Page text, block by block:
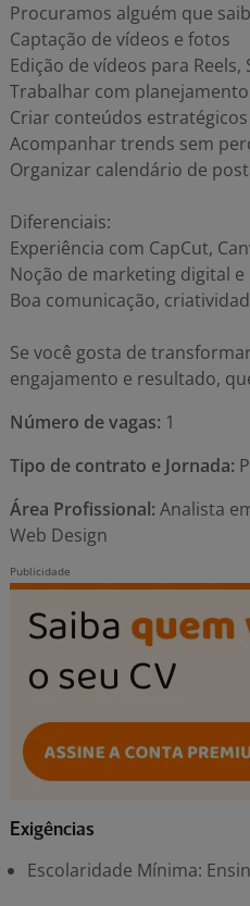
Procuramos alguém que
Captação de vídeos e fotos
Edição de vídeos para
Trabalhar com
Criar conteúdos
Acompanhar trends sem
Organizar calendário de
Diferenciais:
Experiência com CapCut,
Noção de marketing digital
Boa comunicação,
Se você gosta de
engajamento e resultado,
Número de vagas: 1
Tipo de contrato e Jornada:
Área Profissional: Analista
Web Design
Exigências
Escolaridade Mínima: